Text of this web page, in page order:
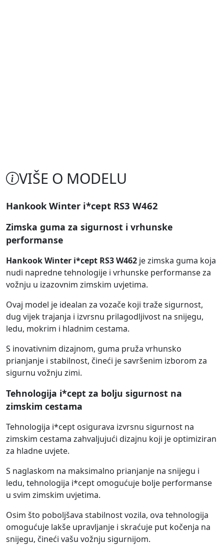
VIŠE O MODELU
Hankook Winter i*cept RS3 W462
Zimska guma za sigurnost i vrhunske
performanse
Hankook Winter i*cept RS3 W462 je zimska guma koja
nudi napredne tehnologije i vrhunske performanse za
vožnju u izazovnim zimskim uvjetima.
Ovaj model je idealan za vozače koji traže sigurnost,
dug vijek trajanja i izvrsnu prilagodljivost na snijegu,
ledu, mokrim i hladnim cestama.
S inovativnim dizajnom, guma pruža vrhunsko
prianjanje i stabilnost, čineći je savršenim izborom za
sigurnu vožnju zimi.
Tehnologija i*cept za bolju sigurnost na
zimskim cestama
Tehnologija i*cept osigurava izvrsnu sigurnost na
zimskim cestama zahvaljujući dizajnu koji je optimiziran
za hladne uvjete.
S naglaskom na maksimalno prianjanje na snijegu i
ledu, tehnologija i*cept omogućuje bolje performanse
u svim zimskim uvjetima.
Osim što poboljšava stabilnost vozila, ova tehnologija
omogućuje lakše upravljanje i skraćuje put kočenja na
snijegu, čineći vašu vožnju sigurnijom.